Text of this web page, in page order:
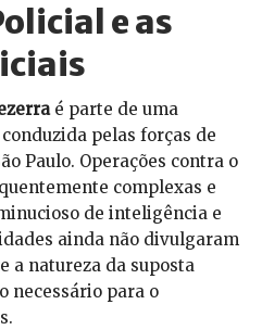
e as
é parte de uma
pelas forças de
Paulo. Operações contra o
complexas e
de inteligência e
ainda não divulgaram
a natureza da suposta
necessário para o